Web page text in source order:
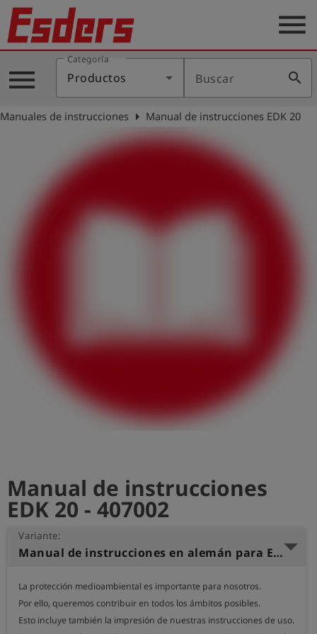
Productos
Blog
Aplicaciones
Empresa
Registro
menu
menu
Categoría
Productos Buscar search
Manuales de instrucciones arrow_right Manual de instrucciones EDK 20
Manual de instrucciones
EDK 20 - 407002
Variante:
Manual de instrucciones en alemán para EDK 20
La protección medioambiental es importante para nosotros.
Por ello, queremos contribuir en todos los ámbitos posibles.
Esto incluye también la impresión de nuestras instrucciones de uso.